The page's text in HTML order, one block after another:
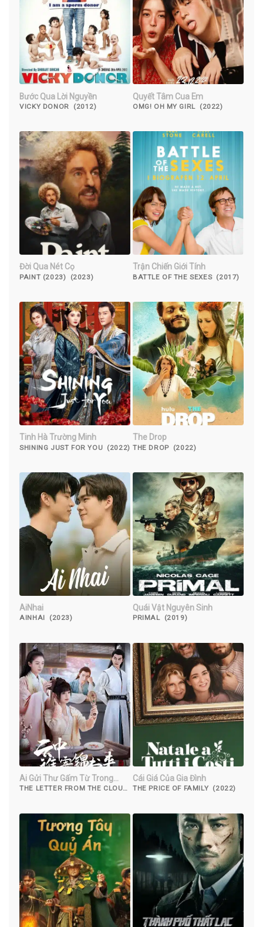
Bước Qua Lời Nguyền
VICKY DONOR (2012)
Quyết Tâm Cua Em
OMG! OH MY GIRL (2022)
Đời Qua Nét Cọ
PAINT (2023) (2023)
Trận Chiến Giới Tính
BATTLE OF THE SEXES (2017)
Tinh Hà Trường Minh
SHINING JUST FOR YOU (2022)
The Drop
THE DROP (2022)
AiNhai
AINHAI (2023)
Quái Vật Nguyên Sinh
PRIMAL (2019)
Ai Gửi Thư Gấm Từ Trong
Mây
THE LETTER FROM THE CLOUD
Cái Giá Của Gia Đình
THE PRICE OF FAMILY (2022)